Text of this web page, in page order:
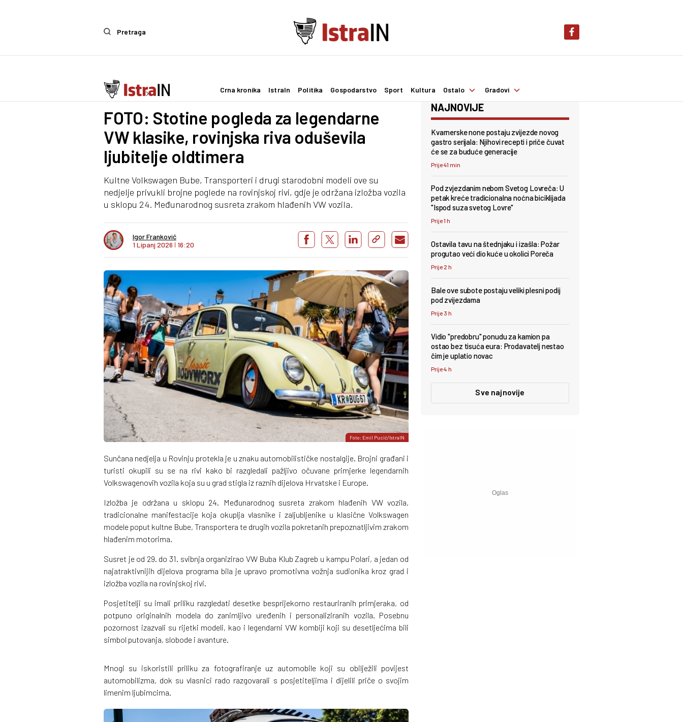
Pretraga
Crna kronika IstraIn Politika Gospodarstvo Sport Kultura Ostalo Gradovi
Ostalo Life & Style
FOTO: Stotine pogleda za legendarne
VW klasike, rovinjska riva oduševila
ljubitelje oldtimera
Kultne Volkswagen Bube, Transporteri i drugi starodobni modeli ove su
nedjelje privukli brojne poglede na rovinjskoj rivi, gdje je održana izložba vozila
u sklopu 24. Međunarodnog susreta zrakom hlađenih VW vozila.
Igor Franković
1 Lipanj 2026 I 16:20
Foto: Emil Pucić/IstraIN
Sunčana nedjelja u Rovinju protekla je u znaku automobilističke nostalgije. Brojni građani i
turisti okupili su se na rivi kako bi razgledali pažljivo očuvane primjerke legendarnih
Volkswagenovih vozila koja su u grad stigla iz raznih dijelova Hrvatske i Europe.
Izložba je održana u sklopu 24. Međunarodnog susreta zrakom hlađenih VW vozila,
tradicionalne manifestacije koja okuplja vlasnike i zaljubljenike u klasične Volkswagen
modele poput kultne Bube, Transportera te drugih vozila pokretanih prepoznatljivim zrakom
hlađenim motorima.
Susret je od 29. do 31. svibnja organizirao VW Buba Klub Zagreb u kampu Polari, a jedan od
najatraktivnijih dijelova programa bila je upravo promotivna vožnja sudionika kroz grad i
izložba vozila na rovinjskoj rivi.
Posjetitelji su imali priliku razgledati desetke besprijekorno restauriranih primjeraka, od
potpuno originalnih modela do zanimljivo uređenih i personaliziranih vozila. Posebnu
pozornost izazvali su rijetki modeli, kao i legendarni VW kombiji koji su desetljećima bili
simbol putovanja, slobode i avanture.
Mnogi su iskoristili priliku za fotografiranje uz automobile koji su obilježili povijest
automobilizma, dok su vlasnici rado razgovarali s posjetiteljima i dijelili priče o svojim
limenim ljubimcima.
NAJNOVIJE
Kvarnerske none postaju zvijezde novog
gastro serijala: Njihovi recepti i priče čuvat
će se za buduće generacije
Prije 41 min
Pod zvjezdanim nebom Svetog Lovreča: U
petak kreće tradicionalna noćna biciklijada
"Ispod suza svetog Lovre"
Prije 1 h
Ostavila tavu na štednjaku i izašla: Požar
progutao veći dio kuće u okolici Poreča
Prije 2 h
Bale ove subote postaju veliki plesni podij
pod zvijezdama
Prije 3 h
Vidio "predobru" ponudu za kamion pa
ostao bez tisuća eura: Prodavatelj nestao
čim je uplatio novac
Prije 4 h
Sve najnovije